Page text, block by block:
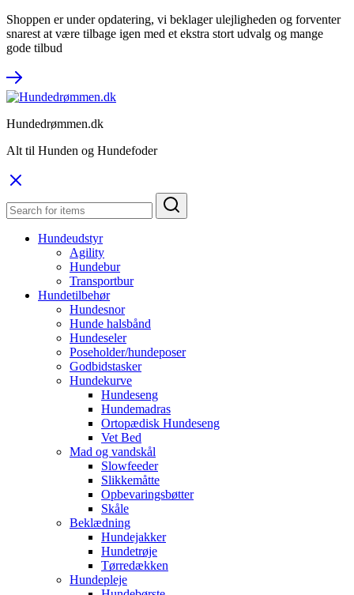
Shoppen er under opdatering, vi beklager ulejligheden og forventer
snarest at være tilbage igen med et ekstra stort udvalg og mange
gode tilbud
Hundedrømmen.dk
Alt til Hunden og Hundefoder
Hundeudstyr
Agility
Hundebur
Transportbur
Hundetilbehør
Hundesnor
Hunde halsbånd
Hundeseler
Poseholder/hundeposer
Godbidstasker
Hundekurve
Hundeseng
Hundemadras
Ortopædisk Hundeseng
Vet Bed
Mad og vandskål
Slowfeeder
Slikkemåtte
Opbevaringsbøtter
Skåle
Beklædning
Hundejakker
Hundetrøje
Tørredækken
Hundepleje